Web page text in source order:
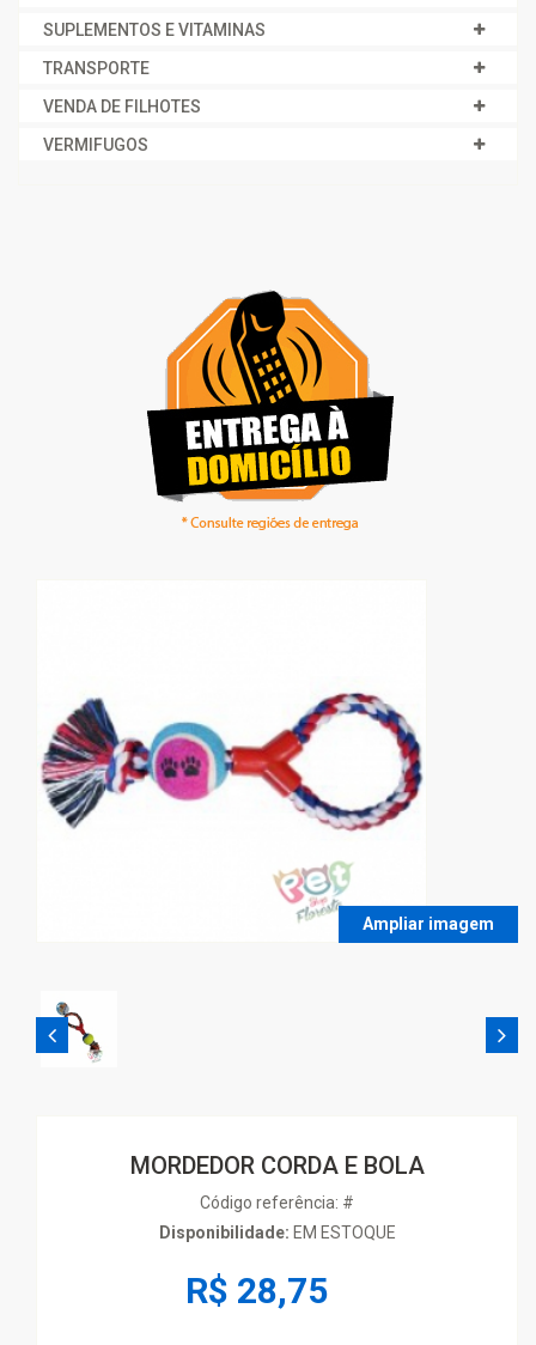
SUPLEMENTOS E VITAMINAS
TRANSPORTE
VENDA DE FILHOTES
VERMIFUGOS
Ampliar imagem
MORDEDOR CORDA E BOLA
Código referência: #
Disponibilidade: EM ESTOQUE
R$ 28,75